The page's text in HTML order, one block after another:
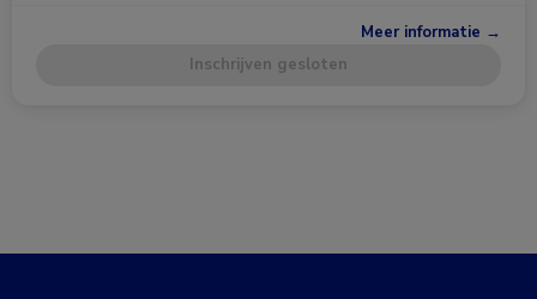
Meer informatie →
Inschrijven gesloten